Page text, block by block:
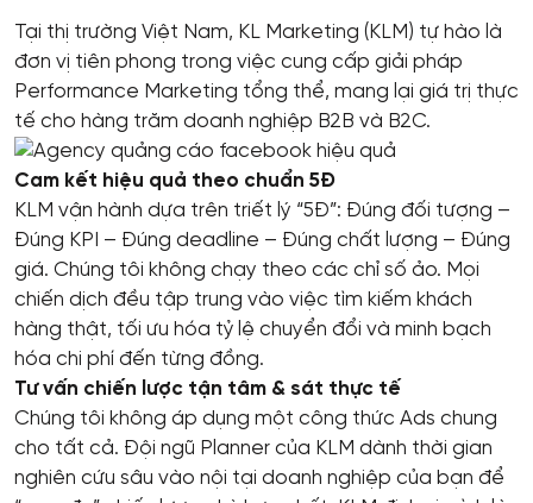
Tại thị trường Việt Nam, KL Marketing (KLM) tự hào là
đơn vị tiên phong trong việc cung cấp giải pháp
Performance Marketing tổng thể, mang lại giá trị thực
tế cho hàng trăm doanh nghiệp B2B và B2C.
Cam kết hiệu quả theo chuẩn 5Đ
KLM vận hành dựa trên triết lý “5Đ”: Đúng đối tượng –
Đúng KPI – Đúng deadline – Đúng chất lượng – Đúng
giá. Chúng tôi không chạy theo các chỉ số ảo. Mọi
chiến dịch đều tập trung vào việc tìm kiếm khách
hàng thật, tối ưu hóa tỷ lệ chuyển đổi và minh bạch
hóa chi phí đến từng đồng.
Tư vấn chiến lược tận tâm & sát thực tế
Chúng tôi không áp dụng một công thức Ads chung
cho tất cả. Đội ngũ Planner của KLM dành thời gian
nghiên cứu sâu vào nội tại doanh nghiệp của bạn để